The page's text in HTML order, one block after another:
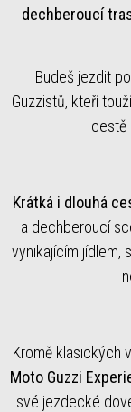
dechberoucí
Budeš jezdit
Guzzistů, kteří
cestě
Krátká i dlouhá
a dechberoucí
vynikajícím jídlem,
Kromě klasických
Moto Guzzi
své jezdecké